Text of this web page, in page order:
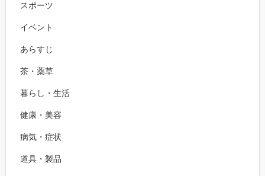
スポーツ
イベント
あらすじ
茶・薬草
暮らし・生活
健康・美容
病気・症状
道具・製品